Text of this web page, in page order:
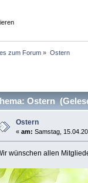
zum Forum » Ostern
Ostern
Ostern
« am: Samstag,
wünschen allen